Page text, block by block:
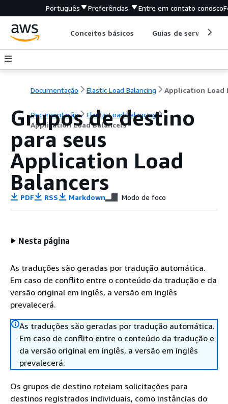
Português Preferências Entre em contato conosco
Conceitos básicos Guias de serviço
Documentação Elastic Load Balancing
Documentação
Elastic Load Balancing
Application Load Balancers
Grupos de destino
para seus
Application Load
Balancers
PDF RSS Markdown Modo de foco
Nesta página
As traduções são geradas por tradução automática.
Em caso de conflito entre o conteúdo da tradução e da
versão original em inglês, a versão em inglês
prevalecerá.
As traduções são geradas por tradução automática.
Em caso de conflito entre o conteúdo da tradução e
da versão original em inglês, a versão em inglês
prevalecerá.
Os grupos de destino roteiam solicitações para
destinos registrados individuais, como instâncias do